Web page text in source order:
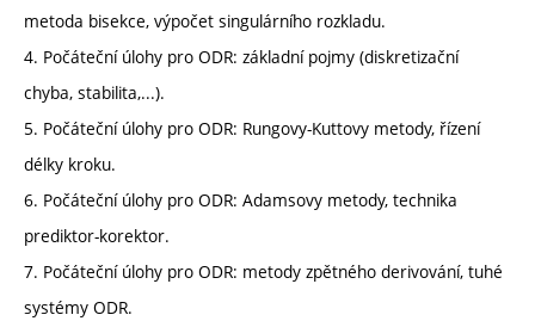
metoda bisekce, výpočet singulárního rozkladu.
4. Počáteční úlohy pro ODR: základní pojmy (diskretizační
chyba, stabilita,...).
5. Počáteční úlohy pro ODR: Rungovy-Kuttovy metody, řízení
délky kroku.
6. Počáteční úlohy pro ODR: Adamsovy metody, technika
prediktor-korektor.
7. Počáteční úlohy pro ODR: metody zpětného derivování, tuhé
systémy ODR.